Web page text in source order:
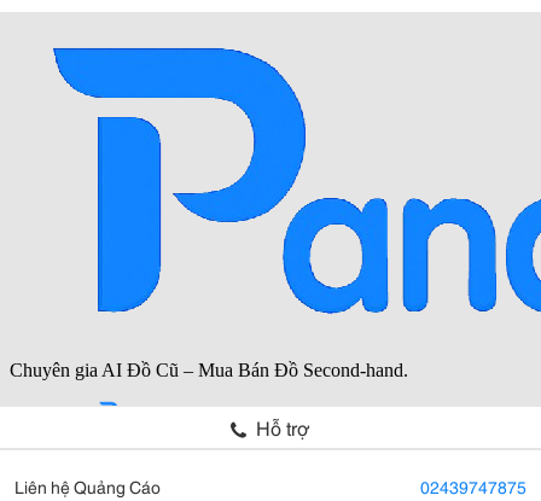
Hỗ trợ
Liên hệ Quảng Cáo 02439747875